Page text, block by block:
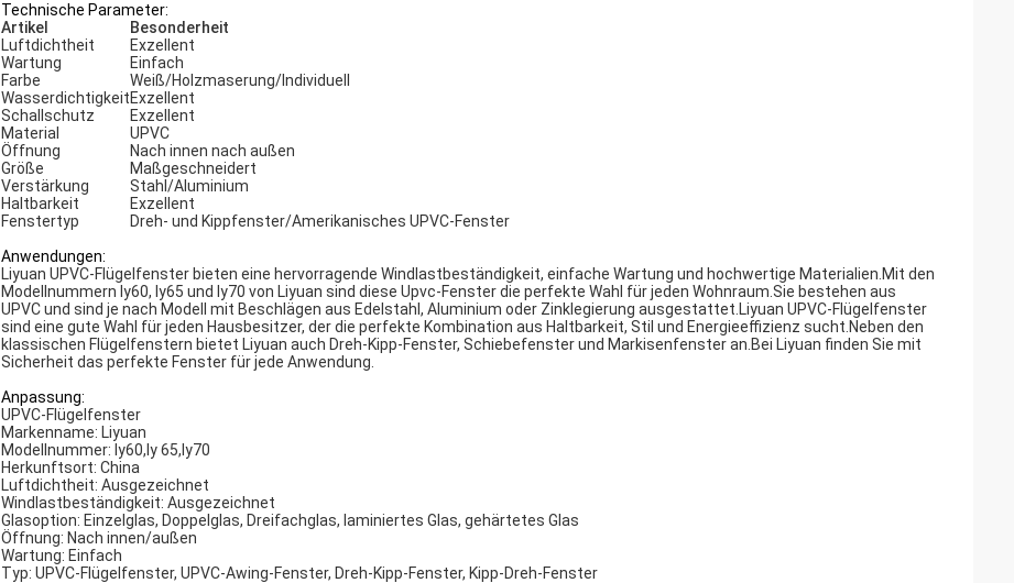
Technische Parameter:
Artikel
Besonderheit
Luftdichtheit
Exzellent
Wartung
Einfach
Farbe
Weiß/Holzmaserung/Individuell
WasserdichtigkeitExzellent
Schallschutz
Exzellent
Material
UPVC
Öffnung
Nach innen nach außen
Größe
Maßgeschneidert
Verstärkung
Stahl/Aluminium
Haltbarkeit
Exzellent
Fenstertyp
Dreh- und Kippfenster/Amerikanisches UPVC-Fenster
Anwendungen:
Liyuan UPVC-Flügelfenster bieten eine hervorragende Windlastbeständigkeit, einfache Wartung und hochwertige Materialien.Mit den
Modellnummern ly60, ly65 und ly70 von Liyuan sind diese Upvc-Fenster die perfekte Wahl für jeden Wohnraum.Sie bestehen aus
UPVC und sind je nach Modell mit Beschlägen aus Edelstahl, Aluminium oder Zinklegierung ausgestattet.Liyuan UPVC-Flügelfenster
sind eine gute Wahl für jeden Hausbesitzer, der die perfekte Kombination aus Haltbarkeit, Stil und Energieeffizienz sucht.Neben den
klassischen Flügelfenstern bietet Liyuan auch Dreh-Kipp-Fenster, Schiebefenster und Markisenfenster an.Bei Liyuan finden Sie mit
Sicherheit das perfekte Fenster für jede Anwendung.
Anpassung:
UPVC-Flügelfenster
Markenname: Liyuan
Modellnummer: ly60,ly 65,ly70
Herkunftsort: China
Luftdichtheit: Ausgezeichnet
Windlastbeständigkeit: Ausgezeichnet
Glasoption: Einzelglas, Doppelglas, Dreifachglas, laminiertes Glas, gehärtetes Glas
Öffnung: Nach innen/außen
Wartung: Einfach
Typ: UPVC-Flügelfenster, UPVC-Awing-Fenster, Dreh-Kipp-Fenster, Kipp-Dreh-Fenster